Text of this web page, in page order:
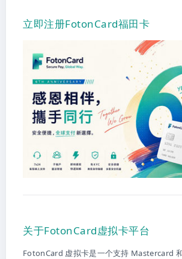
立即注册FotonCard福田卡
关于FotonCard虚拟卡平台
FotonCard 虚拟卡是一个支持 Mastercard